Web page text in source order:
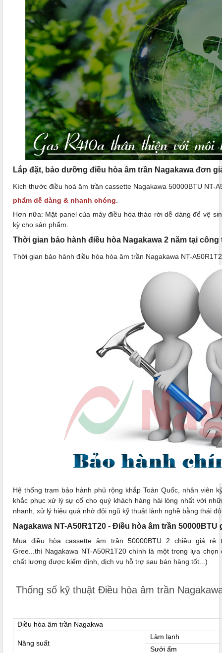
Lắp đặt, bảo dưỡng điều hòa âm trần Nagakawa đơn
Kích thước điều hoà âm trần cassette Nagakawa 50000BTU NT-
phẩm dễ dàng & nhanh chóng.
Hơn nữa: Mặt panel của máy điều hòa tháo rời dễ dàng để vệ
kỳ cho sản phẩm.
Thời gian bảo hành điều hòa Nagakawa 2 năm tại công
Thời gian bảo hành điều hòa hòa âm trần Nagakawa NT-
Hệ thống trạm bảo hành phủ rộng khắp Toàn Quốc, nhân viên
khắc phục xử lý sự cố cho quý khách hàng hài lòng nhất với
nhanh, xử lý hiệu quả nhờ đội ngũ kỹ thuật lành nghề bằng thái
Nagakawa NT-A50R1T20 - Điều hòa âm trần
Mua điều hòa cassette âm trần 50000BTU 2 chiều giá
Gree...thì Nagakawa NT-A50R1T20 chính là một trong lựa
chất lượng được kiểm định, dịch vụ hỗ trợ sau bán hàng tốt...)
Thống số kỹ thuật Điều hòa âm trần
Điều hòa âm trần Nagakwa
Năng suất
Làm lạnh
Sưởi ấm